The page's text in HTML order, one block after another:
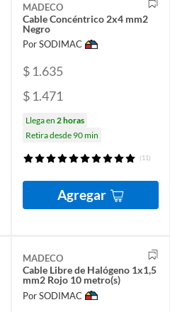
MADECO
Cable Concéntrico 2x4 mm2
Negro
Por SODIMAC
$ 1.635
$ 1.471
Llega en 2 horas
Retira desde 90 min
(11)
Agregar
MADECO
Cable Libre de Halógeno 1x1,5
mm2 Rojo 10 metro(s)
Por SODIMAC